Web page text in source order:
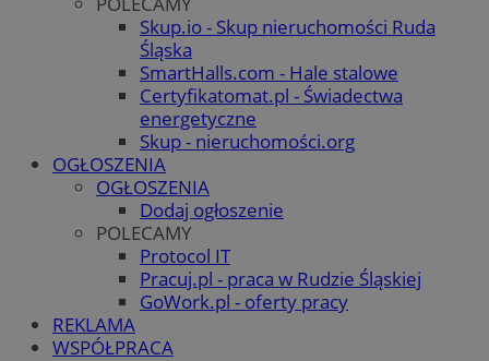
Skup.io - Skup nieruchomości Ruda
Śląska
SmartHalls.com - Hale stalowe
Certyfikatomat.pl - Świadectwa
energetyczne
Skup - nieruchomości.org
OGŁOSZENIA
OGŁOSZENIA
Dodaj ogłoszenie
POLECAMY
Protocol IT
Pracuj.pl - praca w Rudzie Śląskiej
GoWork.pl - oferty pracy
REKLAMA
WSPÓŁPRACA